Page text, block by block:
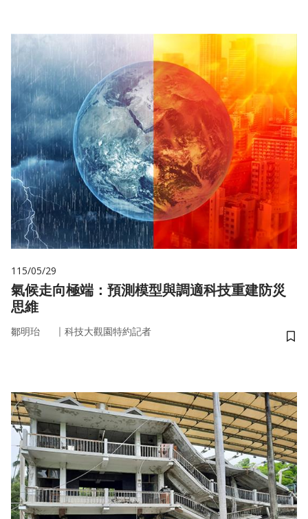
115/05/29
氣候走向極端：預測模型與調適科技重建防災
思維
鄒明珆 ｜ 科技大觀園特約記者
儲